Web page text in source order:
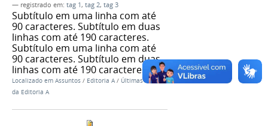
— registrado em: tag 1, tag 2, tag 3
Subtítulo em uma linha com até
90 caracteres. Subtítulo em duas
linhas com até 190 caracteres.
Subtítulo em uma linha com até
90 caracteres. Subtítulo em duas
linhas com até 190 caracteres
Localizado em Assuntos / Editoria A / Últimas notícias
da Editoria A